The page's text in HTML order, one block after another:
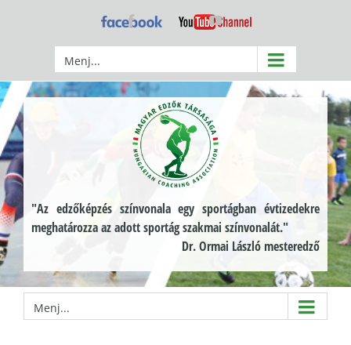
Facebook YouTube
Menj...
"Az edzőképzés színvonala egy sportágban évtizedekre
meghatározza az adott sportág szakmai színvonalát."
Dr. Ormai László mesteredző
Menj...